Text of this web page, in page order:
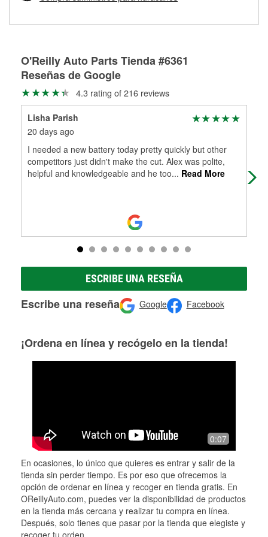
partes de reemplazo correctas para tu reparación.
O'Reilly Auto Parts Tienda #6361
Reseñas de Google
4.3 rating of 216 reviews
Lisha Parish
20 days ago
I needed a new battery today pretty quickly but other
competitors just didn't make the cut. Alex was polite,
helpful and knowledgeable and he too... Read More
ESCRIBE UNA RESEÑA
Escribe una reseña Google Facebook
¡Ordena en línea y recógelo en la tienda!
0:07
En ocasiones, lo único que quieres es entrar y salir de la
tienda sin perder tiempo. Es por eso que ofrecemos la
opción de ordenar en línea y recoger en tienda gratis. En
OReillyAuto.com, puedes ver la disponibilidad de productos
en la tienda más cercana y realizar tu compra en línea.
Después, solo tienes que pasar por la tienda que elegiste y
recoger tu orden.